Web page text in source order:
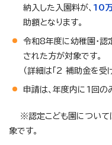
納入した入園料が、 10
助額となります。
令和8年度に幼稚園・認
された方が対象です。
（詳細は「2 補助金を受
申請は、年度内に1回の
※認定こども園については
象です。